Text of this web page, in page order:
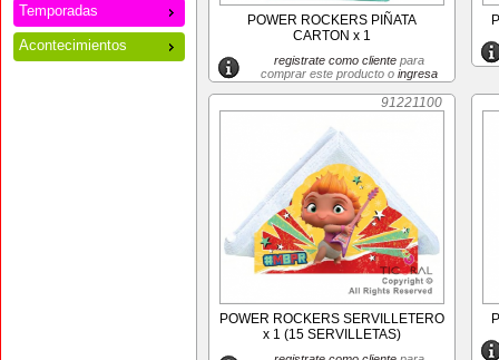
Temporadas
Acontecimientos
POWER ROCKERS PIÑATA
CARTON x 1
registrate como clientepara
comprar este producto o ingresa
91221100
POWER ROCKERS SERVILLETERO
x 1 (15 SERVILLETAS)